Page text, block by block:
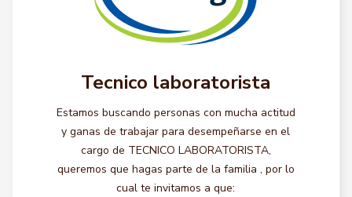
Tecnico laboratorista
Estamos buscando personas con mucha actitud
y ganas de trabajar para desempeñarse en el
cargo de TECNICO LABORATORISTA,
queremos que hagas parte de la familia , por lo
cual te invitamos a que: